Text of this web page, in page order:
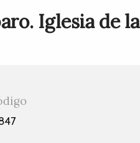
Iglesia de la